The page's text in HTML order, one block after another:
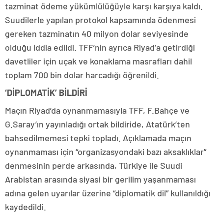
tazminat ödeme yükümlülüğüyle karşı karşıya kaldı.
Suudilerle yapılan protokol kapsamında ödenmesi
gereken tazminatın 40 milyon dolar seviyesinde
olduğu iddia edildi. TFF’nin ayrıca Riyad’a getirdiği
davetliler için uçak ve konaklama masrafları dahil
toplam 700 bin dolar harcadığı öğrenildi.
‘DİPLOMATİK’ BİLDİRİ
Maçın Riyad’da oynanmamasıyla TFF, F.Bahçe ve
G.Saray’ın yayınladığı ortak bildiride, Atatürk’ten
bahsedilmemesi tepki topladı. Açıklamada maçın
oynanmaması için “organizasyondaki bazı aksaklıklar”
denmesinin perde arkasında, Türkiye ile Suudi
Arabistan arasında siyasi bir gerilim yaşanmaması
adına gelen uyarılar üzerine “diplomatik dil” kullanıldığı
kaydedildi.